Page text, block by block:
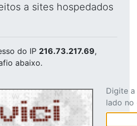
a sites hospedados
do IP 216.73.217.69,
abaixo.
Digite
lado no